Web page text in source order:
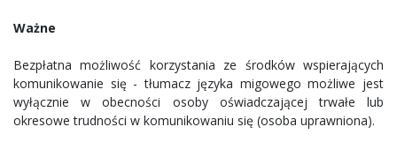
Ważne
Bezpłatna możliwość korzystania ze środków wspierających
komunikowanie się - tłumacz języka migowego możliwe jest
wyłącznie w obecności osoby oświadczającej trwałe lub
okresowe trudności w komunikowaniu się (osoba uprawniona).